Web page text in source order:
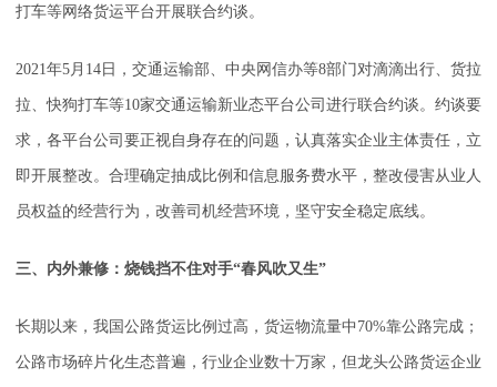
打车等网络货运平台开展联合约谈。
2021年5月14日，交通运输部、中央网信办等8部门对滴滴出行、货拉
拉、快狗打车等10家交通运输新业态平台公司进行联合约谈。约谈要
求，各平台公司要正视自身存在的问题，认真落实企业主体责任，立
即开展整改。合理确定抽成比例和信息服务费水平，整改侵害从业人
员权益的经营行为，改善司机经营环境，坚守安全稳定底线。
三、内外兼修：烧钱挡不住对手“春风吹又生”
长期以来，我国公路货运比例过高，货运物流量中70%靠公路完成；
公路市场碎片化生态普遍，行业企业数十万家，但龙头公路货运企业